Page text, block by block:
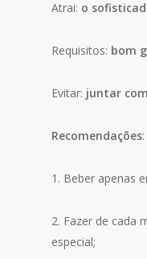
Atrai: o
Requisitos: bom
Evitar: juntar
Recomendações:
1. Beber apenas
2. Fazer de cada
especial;